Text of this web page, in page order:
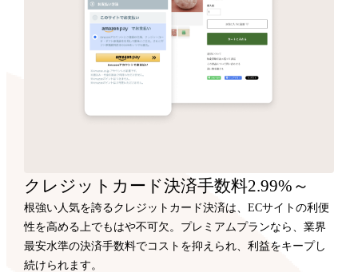
クレジットカード決済手数料2.99%～
根強い人気を誇るクレジットカード決済は、ECサイトの利便
性を高める上でもはや不可欠。プレミアムプランなら、業界
最安水準の決済手数料でコストを抑えられ、利益をキープし
続けられます。